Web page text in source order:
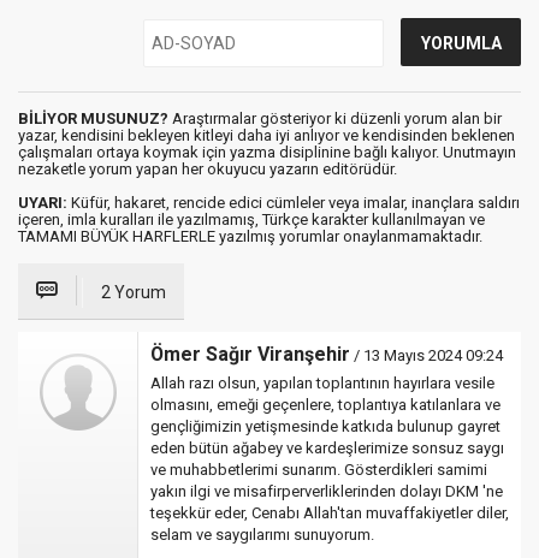
BİLİYOR MUSUNUZ? Araştırmalar gösteriyor ki düzenli yorum alan bir
yazar, kendisini bekleyen kitleyi daha iyi anlıyor ve kendisinden beklenen
çalışmaları ortaya koymak için yazma disiplinine bağlı kalıyor. Unutmayın
nezaketle yorum yapan her okuyucu yazarın editörüdür.
UYARI: Küfür, hakaret, rencide edici cümleler veya imalar, inançlara saldırı
içeren, imla kuralları ile yazılmamış, Türkçe karakter kullanılmayan ve
TAMAMI BÜYÜK HARFLERLE yazılmış yorumlar onaylanmamaktadır.
2 Yorum
Ömer Sağır Viranşehir / 13 Mayıs 2024 09:24
Allah razı olsun, yapılan toplantının hayırlara vesile
olmasını, emeği geçenlere, toplantıya katılanlara ve
gençliğimizin yetişmesinde katkıda bulunup gayret
eden bütün ağabey ve kardeşlerimize sonsuz saygı
ve muhabbetlerimi sunarım. Gösterdikleri samimi
yakın ilgi ve misafirperverliklerinden dolayı DKM 'ne
teşekkür eder, Cenabı Allah'tan muvaffakiyetler diler,
selam ve saygılarımı sunuyorum.